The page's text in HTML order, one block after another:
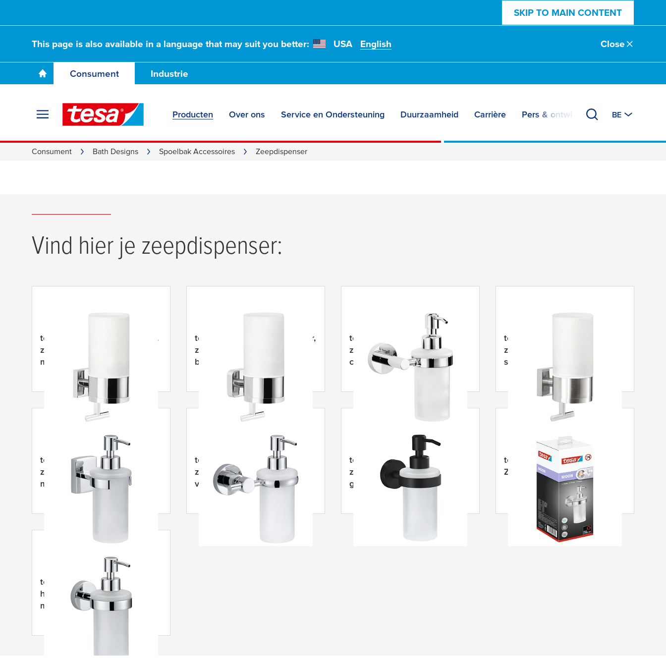
SKIP TO MAIN CONTENT
This page is also available in a language that may suit you better: USA English Close
Consument Industrie
Producten Over ons Service en Ondersteuning Duurzaamheid Carrière Pers & ontwikkelingen BE
Consument Bath Designs Spoelbak Accessoires Zeepdispenser
Zeepdispenser zonder boren om te lijmen
Vind hier je zeepdispenser:
tesa
® Deluxxe zeepdispenser,
zelfklevend, verchroomd,
modern ontwerp
tesa
® Elegaant zeepdispenser,
zelfklevend, verchroomd,
bijzonder ontwerp
tesa
® Exxcellent zeeppomp,
zelfklevend, verchroomd,
chique ontwerp
tesa
zeepdispenser, zelfklevend,
stijlvolle roestvrijstalen look
tesa
® Klaam roestvrijstalen
zeeppomp, verchroomd
metaal, zelfklevend
tesa
® Loxx vloeibare
zeeppomp, hoogglans
verchroomd metaal,
zelfklevend
tesa
® Moon Black Zeeppomp
zwart, zelfklevend,
gepoedercoat metaal
tesa
® MOON Zeepdispenser,
Zelfklevend, Roestvrij staal
tesa
® Smooz zeeppomp,
hoogglans verchroomd
metaal, zelfklevend